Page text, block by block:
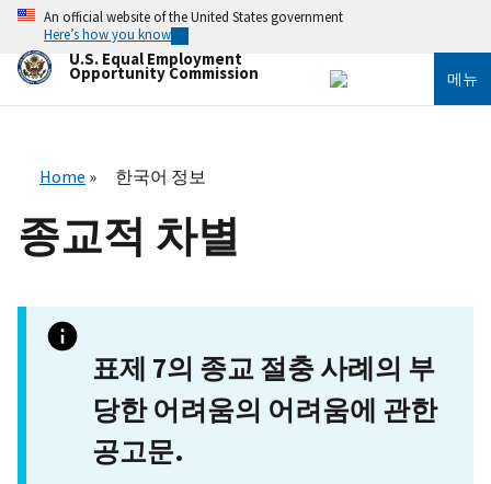
로
An official website of the United States government
Here’s how you know
U.S. Equal Employment
Opportunity Commission 메뉴
Home 한국어 정보
종교적 차별
표제 7의 종교 절충 사례의 부
당한 어려움의 어려움에 관한
공고문.